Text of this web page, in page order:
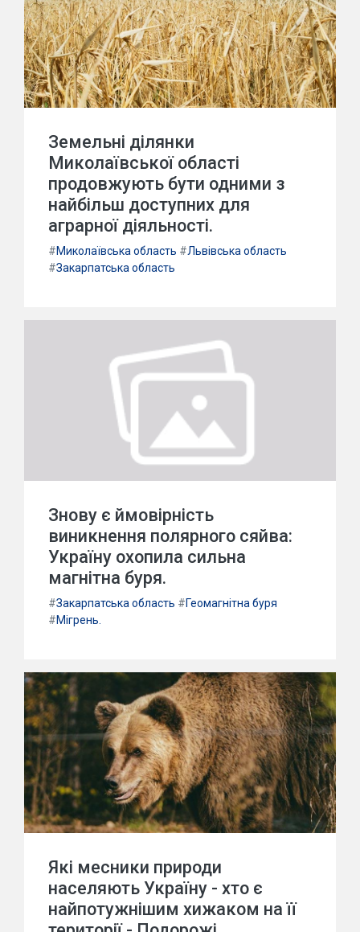
Земельні ділянки
Миколаївської області
продовжують бути одними з
найбільш доступних для
аграрної діяльності.
#Миколаївська область #Львівська область
#Закарпатська область
Знову є ймовірність
виникнення полярного сяйва:
Україну охопила сильна
магнітна буря.
#Закарпатська область #Геомагнітна буря
#Мігрень.
Які месники природи
населяють Україну - хто є
найпотужнішим хижаком на її